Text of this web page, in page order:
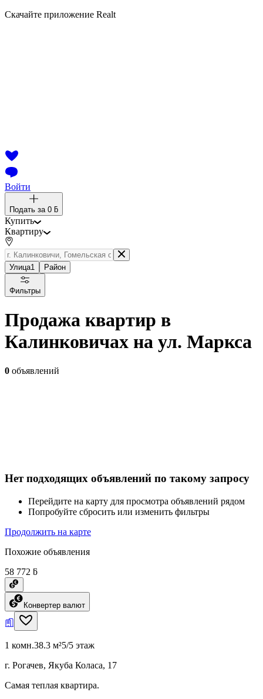
Скачайте приложение Realt
Войти
Подать за 0 ƃ
Купить
Квартиру
Улица1 Район
Фильтры
Продажа квартир в
Калинковичах на ул. Маркса
0 объявлений
Нет подходящих объявлений по такому запросу
Перейдите на карту для просмотра объявлений рядом
Попробуйте сбросить или изменить фильтры
Продолжить на карте
Похожие объявления
58 772 ƃ
Конвертер валют
1 комн.38.3 м²5/5 этаж
г. Рогачев, Якуба Коласа, 17
Самая теплая квартира.